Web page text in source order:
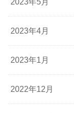
2023年4月
2023年1月
2022年12月